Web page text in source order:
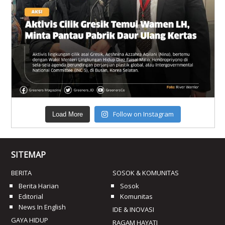
Load More Follow on Instagram
SITEMAP
BERITA
Berita Harian
Editorial
News In English
GAYA HIDUP
SOSOK & KOMUNITAS
Sosok
Komunitas
IDE & INOVASI
RAGAM HAYATI